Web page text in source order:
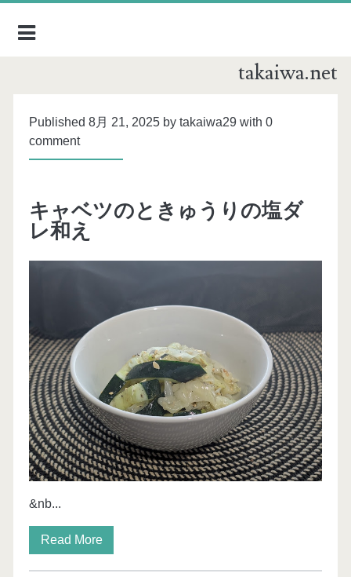
takaiwa.net
Published 8月 21, 2025 by takaiwa29 with0
comment
キャベツのときゅうりの塩ダ
レ和え
&nb...
Read More